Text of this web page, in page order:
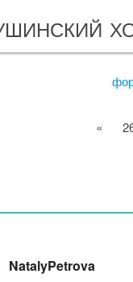
«
NatalyPetrova